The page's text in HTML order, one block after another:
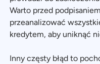
Warto przed
przeanalizować
kredytem, aby uniknąć
Inny częsty błąd to